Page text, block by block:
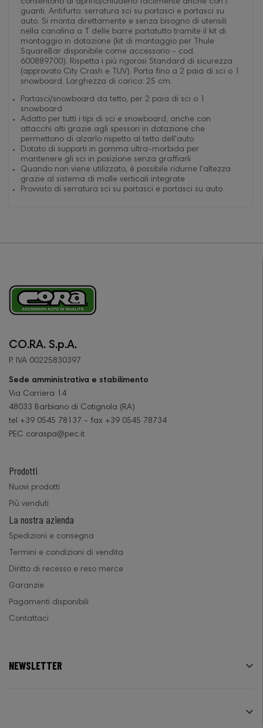
consentono di aprirlo/chiuderlo facilmente anche con i
guanti. Antifurto: serratura sci su portasci e portasci su
auto. Si monta direttamente e senza bisogno di utensili
nella canalina a T delle barre portatutto tramite il kit di
montaggio in dotazione (kit di montaggio per Thule
SquareBar disponibile come accessorio - cod.
600889700). Rispetta i più rigorosi Standard di sicurezza
(approvato City Crash e TUV). Porta fino a 2 paia di sci o 1
snowboard. Larghezza di carico: 25 cm.
Portasci/snowboard da tetto, per 2 paia di sci o 1
snowboard
Adatto per tutti i tipi di sci e snowboard, anche con
attacchi alti grazie agli spessori in dotazione che
permettono di alzarlo rispetto al tetto dell'auto
Dotato di supporti in gomma ultra-morbida per
mantenere gli sci in posizione senza graffiarli
Quando non viene utilizzato, è possibile ridurne l'altezza
grazie al sistema di molle verticali integrate
Provvisto di serratura sci su portasci e portasci su auto
CO.RA. S.p.A.
P. IVA 00225830397
Sede amministrativa e stabilimento
Via Corriera 14
48033 Barbiano di Cotignola (RA)
tel +39 0545 78137 - fax +39 0545 78734
PEC coraspa@pec.it
Prodotti
Nuovi prodotti
Più venduti
La nostra azienda
Spedizioni e consegna
Termini e condizioni di vendita
Diritto di recesso e reso merce
Garanzie
Pagamenti disponibili
Contattaci
NEWSLETTER 
